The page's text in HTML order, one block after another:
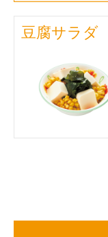
豆腐サラダ